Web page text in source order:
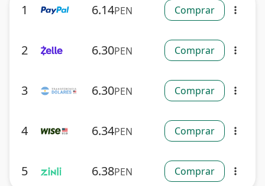
1 6.14PEN Comprar more_vert
2 6.30PEN Comprar more_vert
3 6.30PEN Comprar more_vert
4 6.34PEN Comprar more_vert
5 6.38PEN Comprar more_vert